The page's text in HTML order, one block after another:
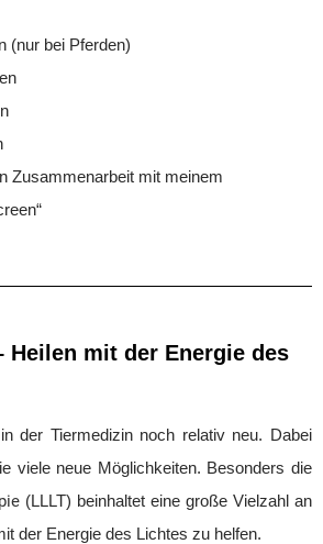
(nur bei Pferden)
Zusammenarbeit mit meinem
Heilen mit der Energie des
der Tiermedizin noch relativ neu. Dabei
viele neue Möglichkeiten. Besonders die
(LLLT) beinhaltet eine große Vielzahl an
der Energie des Lichtes zu helfen.